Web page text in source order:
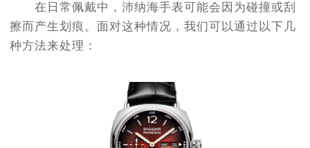
在日常佩戴中，沛纳海手表可能会因为碰撞或刮
擦而产生划痕。面对这种情况，我们可以通过以下几
种方法来处理：